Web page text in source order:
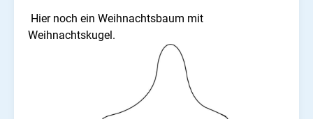
Hier noch ein Weihnachtsbaum mit
Weihnachtskugel.